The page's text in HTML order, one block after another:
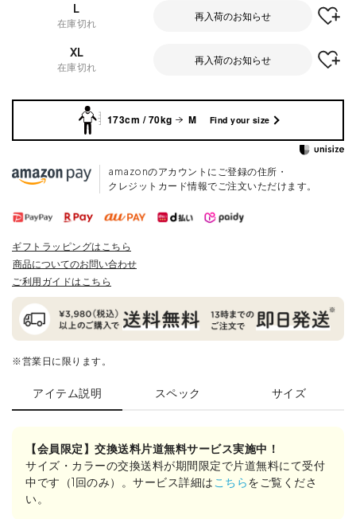
L
在庫切れ
再入荷のお知らせ
XL
在庫切れ
再入荷のお知らせ
173cm / 70kg M Find your size
amazonのアカウントにご登録の住所・
クレジットカード情報でご注文いただけます。
ギフトラッピングはこちら
商品についてのお問い合わせ
ご利用ガイドはこちら
※営業日に限ります。
アイテム説明 スペック サイズ
【会員限定】交換送料片道無料サービス実施中！
サイズ・カラーの交換送料が期間限定で片道無料にて受付
中です（1回のみ）。サービス詳細は こちらをご覧くださ
い。